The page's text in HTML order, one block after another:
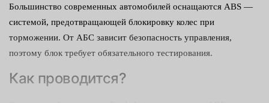
Большинство современных автомобилей оснащаются ABS —
системой, предотвращающей блокировку колес при
торможении. От АБС зависит безопасность управления,
поэтому блок требует обязательного тестирования.
Как проводится?